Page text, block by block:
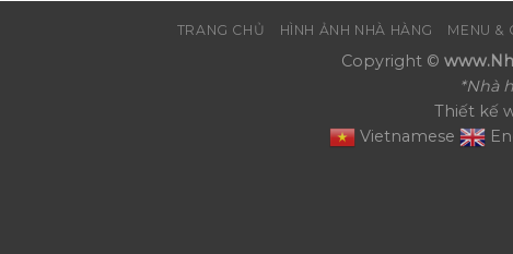
TRANG CHỦ HÌNH ẢNH NHÀ HÀNG MENU &
Copyright ©
*Nhà
Thiết kế
Vietnamese